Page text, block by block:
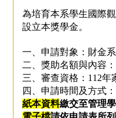
為培育本系學生國際
設立本獎學金。
一、申請對象：財金
二、獎助名額與內容
三、審查資格：112年
四、申請時間及方式
紙本資料繳交至管理